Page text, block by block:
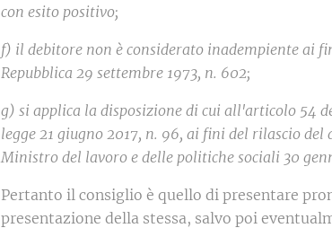
con esito positivo;
f) il debitore non è considerato inadempiente ai
Repubblica 29 settembre 1973, n. 602;
g) si applica la disposizione di cui all'articolo 54
legge 21 giugno 2017, n. 96, ai fini del rilascio
Ministro del lavoro e delle politiche sociali 30
Pertanto il consiglio è quello di presentare
presentazione della stessa, salvo poi